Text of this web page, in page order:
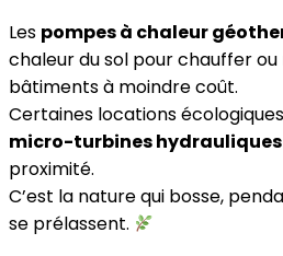
Les pompes à chaleur
chaleur du sol pour chauffer
bâtiments à moindre coût.
Certaines locations
micro-turbines hydrauliques
proximité.
C’est la nature qui bosse,
se prélassent.